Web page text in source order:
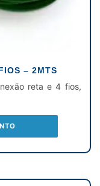
– 2MTS
reta e 4 fios,